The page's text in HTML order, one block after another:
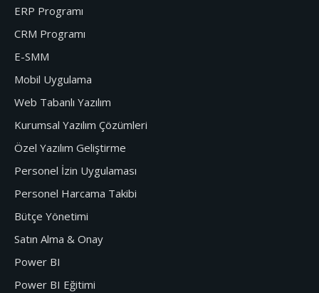
ERP Programı
CRM Programı
E-SMM
Mobil Uygulama
Web Tabanlı Yazılım
Kurumsal Yazılım Çözümleri
Özel Yazılım Geliştirme
Personel İzin Uygulaması
Personel Harcama Takibi
Bütçe Yönetimi
Satın Alma & Onay
Power BI
Power BI Eğitimi